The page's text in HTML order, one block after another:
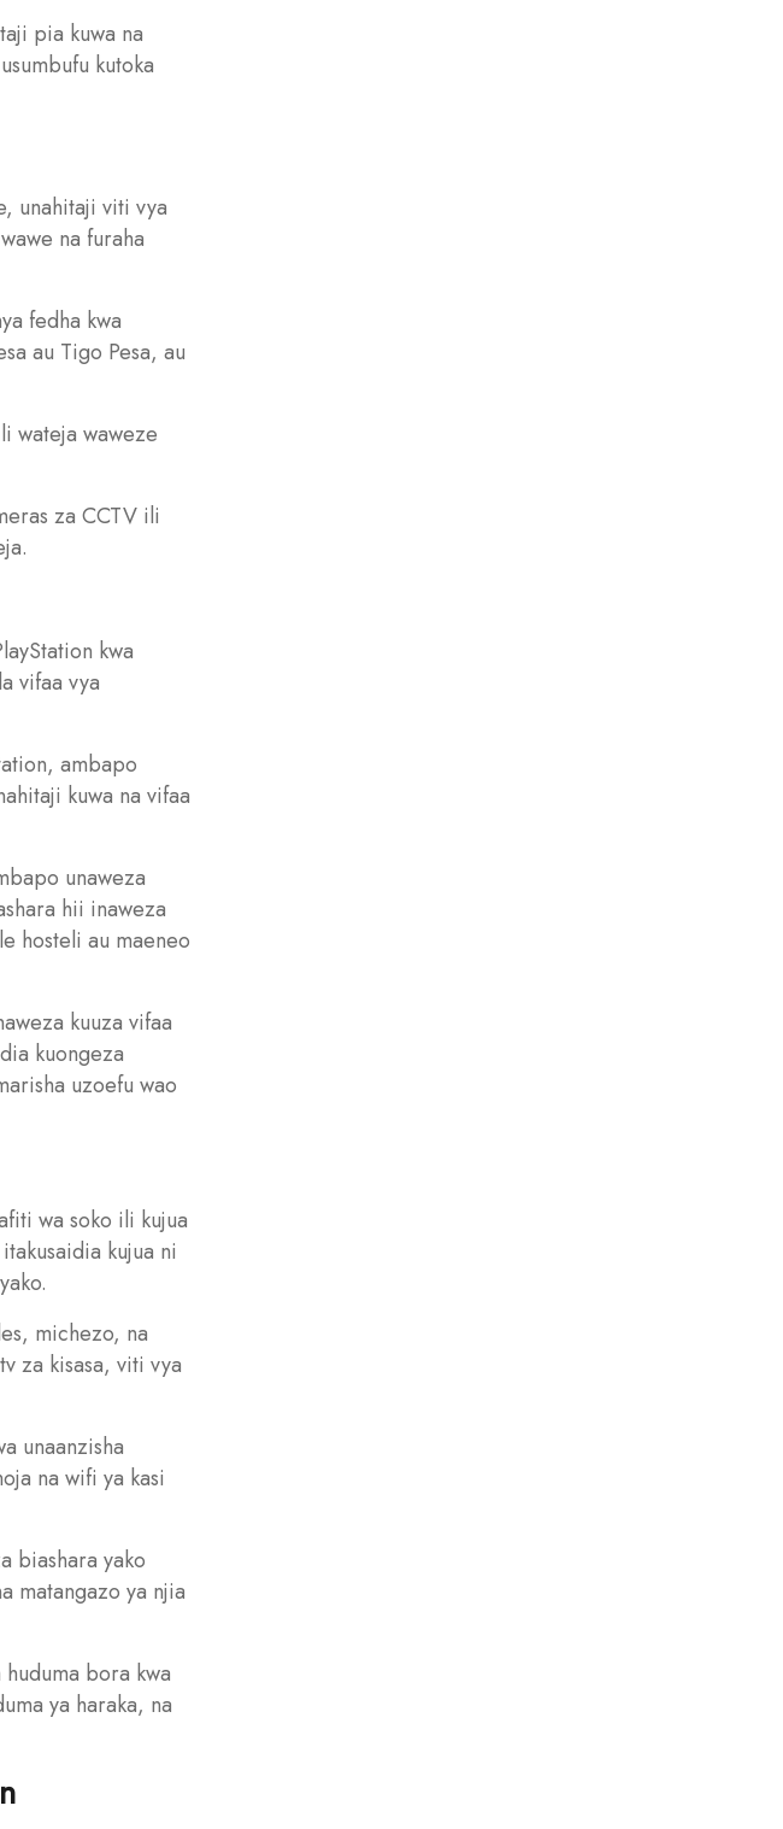
pia kuwa na
kutoka
unahitaji viti vya
na furaha
fedha kwa
au Tigo Pesa, au
wateja waweze
za CCTV ili
kwa
vifaa vya
ambapo
kuwa na vifaa
unaweza
hii inaweza
hosteli au maeneo
kuuza vifaa
kuongeza
uzoefu wao
wa soko ili kujua
kujua ni
michezo, na
za kisasa, viti vya
unaanzisha
na wifi ya kasi
biashara yako
matangazo ya njia
bora kwa
ya haraka, na